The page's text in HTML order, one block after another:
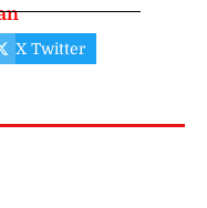
X Twitter